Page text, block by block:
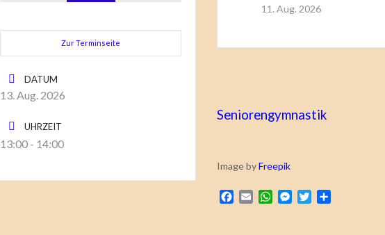
Zur Terminseite
DATUM
13. Aug. 2026
UHRZEIT
13:00 - 14:00
11. Aug. 2026
Seniorengymnastik
Image byFreepik
Facebook
Email WhatsApp
Messenger
Twitter